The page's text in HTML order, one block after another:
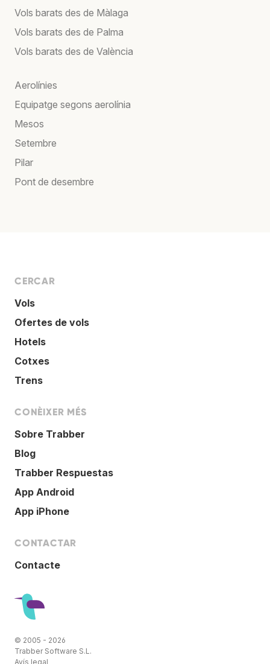
Vols barats des de Màlaga
Vols barats des de Palma
Vols barats des de València
Aerolínies
Equipatge segons aerolínia
Mesos
Setembre
Pilar
Pont de desembre
CERCAR
Vols
Ofertes de vols
Hotels
Cotxes
Trens
CONÈIXER MÉS
Sobre Trabber
Blog
Trabber Respuestas
App Android
App iPhone
CONTACTAR
Contacte
© 2005 - 2026
Trabber Software S.L.
Avís legal